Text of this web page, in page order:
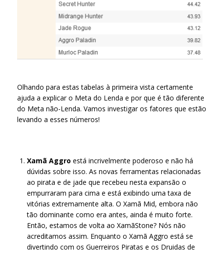
Olhando para estas tabelas à primeira vista certamente
ajuda a explicar o Meta do Lenda e por que é tão diferente
do Meta não-Lenda. Vamos investigar os fatores que estão
levando a esses números!
Xamã Aggro está incrivelmente poderoso e não há
dúvidas sobre isso. As novas ferramentas relacionadas
ao pirata e de jade que recebeu nesta expansão o
empurraram para cima e está exibindo uma taxa de
vitórias extremamente alta. O Xamã Mid, embora não
tão dominante como era antes, ainda é muito forte.
Então, estamos de volta ao XamãStone? Nós não
acreditamos assim. Enquanto o Xamã Aggro está se
divertindo com os Guerreiros Piratas e os Druidas de